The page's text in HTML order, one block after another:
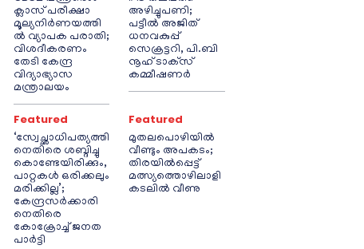
ക്ലാസ് പരീക്ഷാ
മൂല്യനിർണയത്തി
ൽ വ്യാപക പരാതി;
വിശദീകരണം
തേടി കേന്ദ്ര
വിദ്യാഭ്യാസ
മന്ത്രാലയം
അഴിച്ചുപണി;
പട്ടീല്‍ അജിത്
ധനവകുപ്പ്
സെക്രട്ടറി, പി.ബി
നൂഹ് ടാക്‌സ്
കമ്മീഷണര്‍
Featured
‘സ്വേച്ഛാധിപത്യത്തി
നെതിരെ ശബ്ദിച്ചു
കൊണ്ടേയിരിക്കും,
പാറ്റകൾ ഒരിക്കലും
മരിക്കില്ല’;
കേന്ദ്രസർക്കാരി
നെതിരെ
കോക്രോച്ച് ജനത
പാർട്ടി
Featured
മുതലപൊഴിയിൽ
വീണ്ടും അപകടം;
തിരയിൽപ്പെട്ട്
മത്സ്യത്തൊഴിലാളി
കടലിൽ വീണു